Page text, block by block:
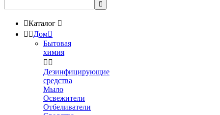

Каталог 
 Дом
Бытовая
химия
 
Дезинфицирующие
средства
Мыло
Освежители
Отбеливатели